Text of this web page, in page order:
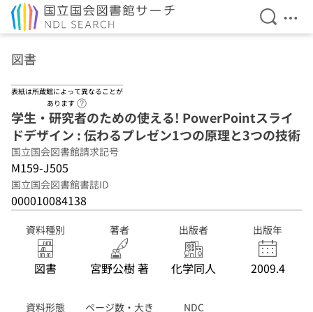
検索を
メ
図書
表紙は所蔵館によって異なることが
あります
学生・研究者のための使える! PowerPointスライ
ドデザイン : 伝わるプレゼン1つの原理と3つの技術
国立国会図書館請求記号
M159-J505
国立国会図書館書誌ID
000010084138
資料種別
図書
著者
宮野公樹 著
出版者
化学同人
出版年
2009.4
資料形態
ページ数・大き
NDC